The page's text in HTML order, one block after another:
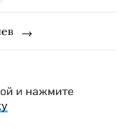
и нажмите